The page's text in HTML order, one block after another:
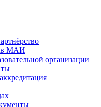
в МАИ
организации